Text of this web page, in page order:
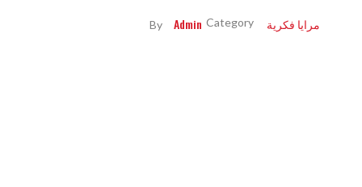
By Admin مرايا فكرية